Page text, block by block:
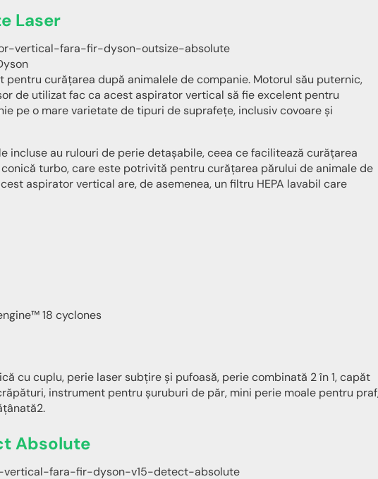
Laser
pentru curățarea după animalele de companie. Motorul său puternic,
de utilizat fac ca acest aspirator vertical să fie excelent pentru
pe o mare varietate de tipuri de suprafețe, inclusiv covoare și
incluse au rulouri de perie detașabile, ceea ce facilitează curățarea
turbo, care este potrivită pentru curățarea părului de animale de
aspirator vertical are, de asemenea, un filtru HEPA lavabil care
18 cyclones
cu cuplu, perie laser subțire și pufoasă, perie combinată 2 în 1, capăt
instrument pentru șuruburi de păr, mini perie moale pentru
Absolute